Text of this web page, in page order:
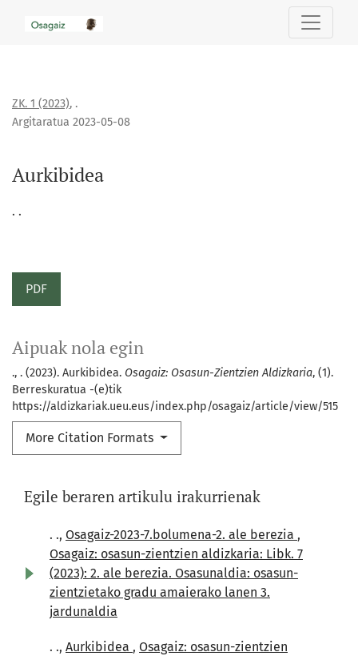
ZK. 1 (2023), .
Aurkibidea
Argitaratua 2023-05-08
. .
PDF
Aipuak nola egin
., . (2023). Aurkibidea. Osagaiz: Osasun-Zientzien Aldizkaria, (1).
Berreskuratua -(e)tik
https://aldizkariak.ueu.eus/index.php/osagaiz/article/view/515
More Citation Formats
Egile beraren artikulu irakurrienak
. ., Osagaiz-2023-7.bolumena-2. ale berezia ,
Osagaiz: osasun-zientzien aldizkaria: Libk. 7
(2023): 2. ale berezia. Osasunaldia: osasun-
zientzietako gradu amaierako lanen 3.
jardunaldia
. ., Aurkibidea , Osagaiz: osasun-zientzien